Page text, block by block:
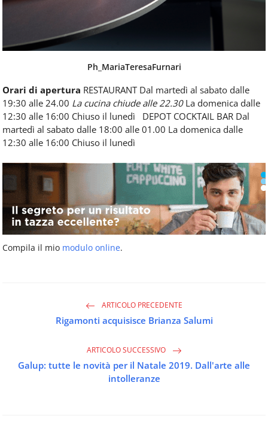
Ph_MariaTeresaFurnari
Orari di apertura RESTAURANT Dal martedì al sabato dalle
19:30 alle 24.00 La cucina chiude alle 22.30La domenica dalle
12:30 alle 16:00 Chiuso il lunedì DEPOT COCKTAIL BAR Dal
martedì al sabato dalle 18:00 alle 01.00 La domenica dalle
12:30 alle 16:00 Chiuso il lunedì
Compila il mio modulo online.
ARTICOLO PRECEDENTE
Rigamonti acquisisce Brianza Salumi
ARTICOLO SUCCESSIVO
Galup: tutte le novità per il Natale 2019. Dall'arte alle
intolleranze